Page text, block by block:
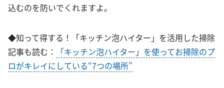
込むのを防いでくれますよ。
◆知って得する！「キッチン泡ハイター」を活用した掃除
記事も読む：
「キッチン泡ハイター」を使ってお掃除のプ
ロがキレイにしている“7つの場所”